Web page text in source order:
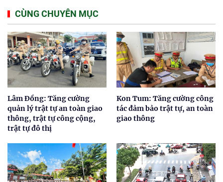
CÙNG CHUYÊN MỤC
Lâm Đồng: Tăng cường
quản lý trật tự an toàn giao
thông, trật tự công cộng,
trật tự đô thị
Kon Tum: Tăng cường công
tác đảm bảo trật tự, an toàn
giao thông